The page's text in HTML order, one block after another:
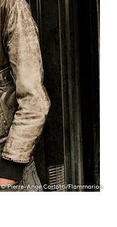
© Pierre-Ange Carlotti/Flammarion